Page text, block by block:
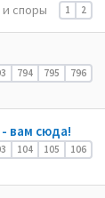
1 2
и споры
794 795 796
- вам сюда!
104 105 106